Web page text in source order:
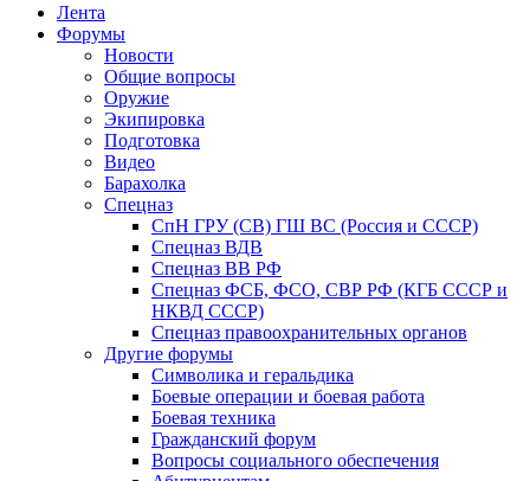
Лента
Форумы
Новости
Общие вопросы
Оружие
Экипировка
Подготовка
Видео
Барахолка
Спецназ
СпН ГРУ (СВ) ГШ ВС (Россия и СССР)
Спецназ ВДВ
Спецназ ВВ РФ
Спецназ ФСБ, ФСО, СВР РФ (КГБ СССР и
НКВД СССР)
Спецназ правоохранительных органов
Другие форумы
Символика и геральдика
Боевые операции и боевая работа
Боевая техника
Гражданский форум
Вопросы социального обеспечения